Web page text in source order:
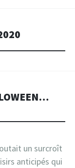
un surcroît
anticipés qui